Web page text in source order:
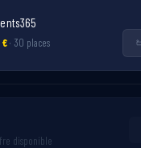
€· 30 places
disponible